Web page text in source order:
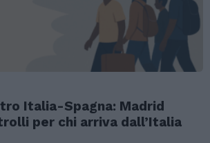
Italia-Spagna: Madrid
per chi arriva dall’Italia